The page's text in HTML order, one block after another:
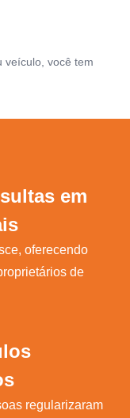
veículo, você tem
em
oferecendo
de
regularizaram